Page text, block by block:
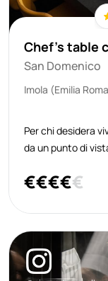
Chef's table
San Domenico
Imola (Emilia
Per chi desidera
da un punto di
contatto con lo
€€€€€